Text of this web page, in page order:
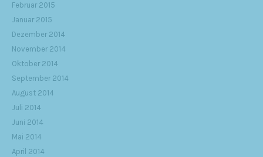
Februar 2015
Januar 2015
Dezember 2014
November 2014
Oktober 2014
September 2014
August 2014
Juli 2014
Juni 2014
Mai 2014
April 2014